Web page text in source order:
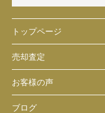
トップページ
売却査定
お客様の声
ブログ